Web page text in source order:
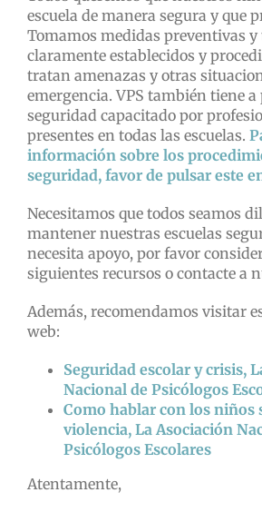
escuela de manera segura y que
Tomamos medidas preventivas y
claramente establecidos y
tratan amenazas y otras
emergencia. VPS también tiene a
seguridad capacitado por
presentes en todas las escuelas.
información sobre los
seguridad, favor de pulsar este
Necesitamos que todos seamos
mantener nuestras escuelas
necesita apoyo, por favor
siguientes recursos o contacte a
Además, recomendamos visitar
web:
Seguridad escolar y crisis,
Nacional de Psicólogos
Como hablar con los niños
violencia, La Asociación
Psicólogos Escolares
Atentamente,